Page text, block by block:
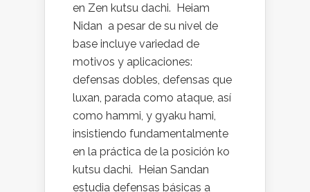
en Zen kutsu dachi. Heiam
Nidan a pesar de su nivel de
base incluye variedad de
motivos y aplicaciones:
defensas dobles, defensas que
luxan, parada como ataque, así
como hammi, y gyaku hami,
insistiendo fundamentalmente
en la práctica de la posición ko
kutsu dachi. Heian Sandan
estudia defensas básicas a